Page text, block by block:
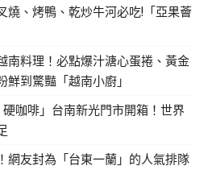
燒、烤鴨、乾炒牛河必吃!「亞果薈
南料理！必點爆汁溏心蛋捲、黃金
到驚豔「越南小廚」
硬咖啡」台南新光門市開箱！世界
網友封為「台東一蘭」的人氣排隊